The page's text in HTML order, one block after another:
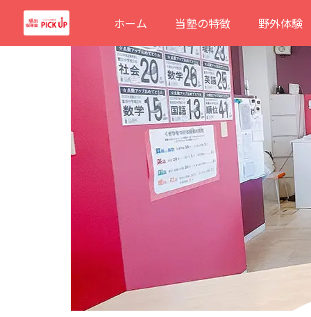
を
ホーム 当塾の特徴 野外体験